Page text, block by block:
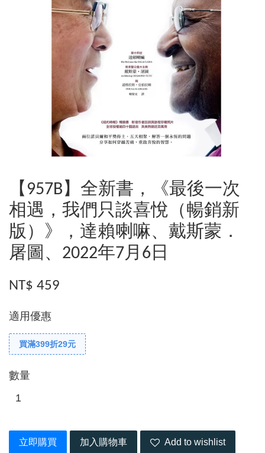
【957B】全新書，《最後一次
相遇，我們只談喜悅（暢銷新
版）》，達賴喇嘛、戴斯蒙．
屠圖、2022年7月6日
NT$ 459
適用優惠
買滿399折29元
數量
立即購買 加入購物車 Add to wishlist